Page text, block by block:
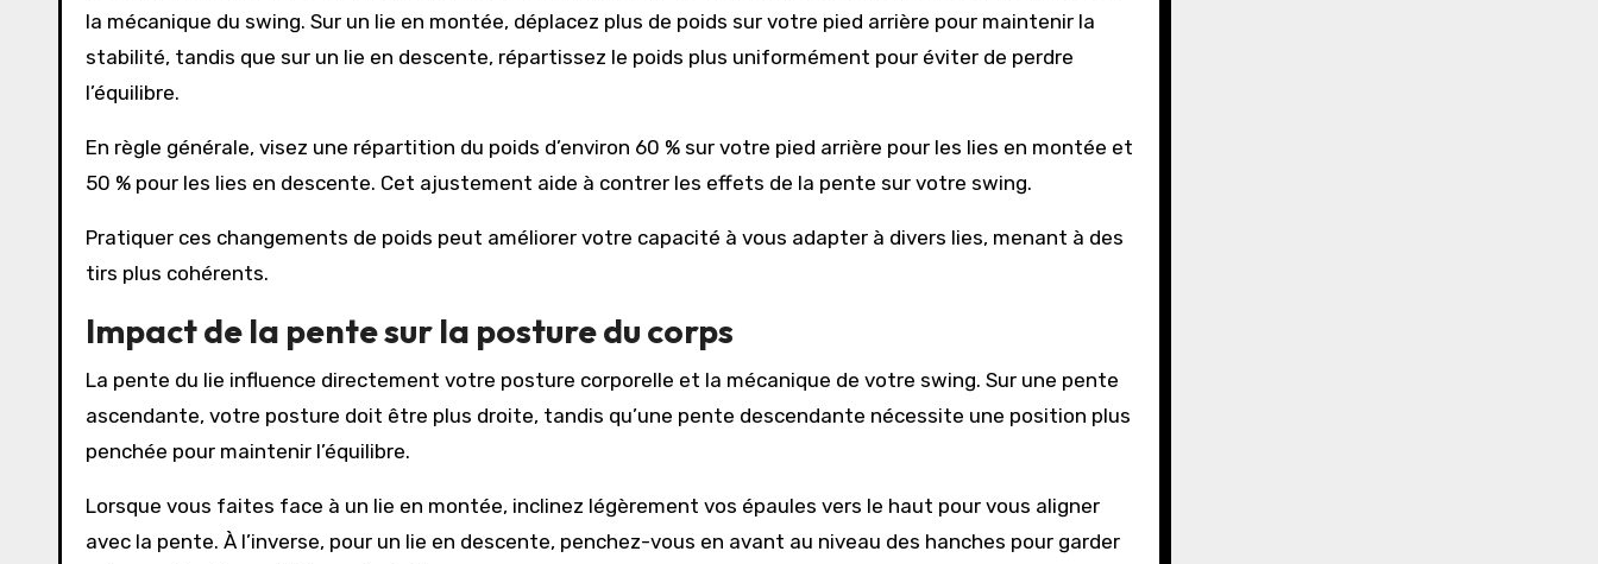
la mécanique du swing. Sur un lie en montée, déplacez plus de poids sur votre pied arrière pour maintenir la
stabilité, tandis que sur un lie en descente, répartissez le poids plus uniformément pour éviter de perdre
l’équilibre.
En règle générale, visez une répartition du poids d’environ 60 % sur votre pied arrière pour les lies en montée et
50 % pour les lies en descente. Cet ajustement aide à contrer les effets de la pente sur votre swing.
Pratiquer ces changements de poids peut améliorer votre capacité à vous adapter à divers lies, menant à des
tirs plus cohérents.
Impact de la pente sur la posture du corps
La pente du lie influence directement votre posture corporelle et la mécanique de votre swing. Sur une pente
ascendante, votre posture doit être plus droite, tandis qu’une pente descendante nécessite une position plus
penchée pour maintenir l’équilibre.
Lorsque vous faites face à un lie en montée, inclinez légèrement vos épaules vers le haut pour vous aligner
avec la pente. À l’inverse, pour un lie en descente, penchez-vous en avant au niveau des hanches pour garder